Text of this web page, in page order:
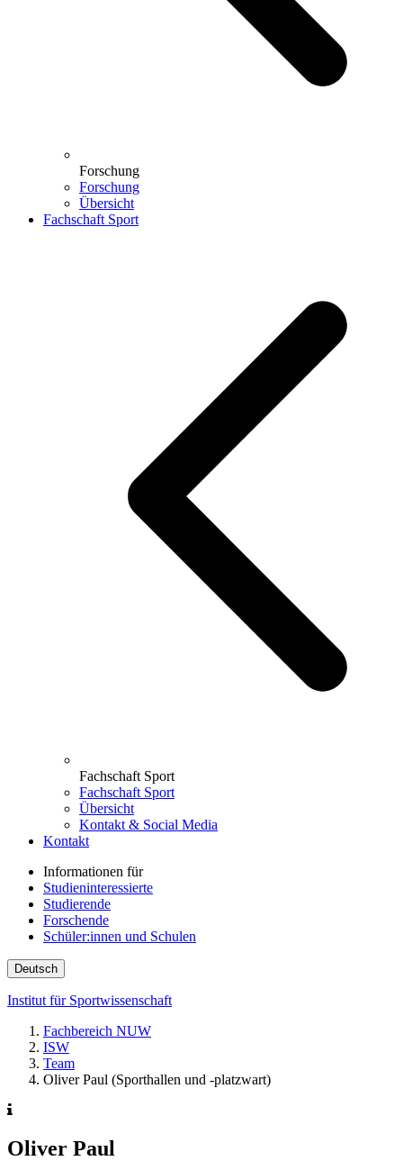
Forschung
Forschung
Übersicht
Fachschaft Sport
Fachschaft Sport
Fachschaft Sport
Übersicht
Kontakt & Social Media
Kontakt
Informationen für
Studieninteressierte
Studierende
Forschende
Schüler:innen und Schulen
Deutsch
Institut für Sportwissenschaft
Fachbereich NUW
ISW
Team
Oliver Paul (Sporthallen und -platzwart)
Oliver Paul